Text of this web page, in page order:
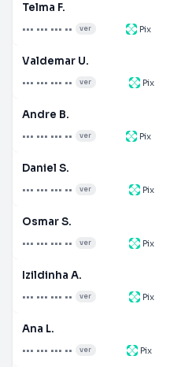
Telma F.
••• ••• ••• •• ver Pix
Valdemar U.
••• ••• ••• •• ver Pix
Andre B.
••• ••• ••• •• ver Pix
Daniel S.
••• ••• ••• •• ver Pix
Osmar S.
••• ••• ••• •• ver Pix
Izildinha A.
••• ••• ••• •• ver Pix
Ana L.
••• ••• ••• •• ver Pix